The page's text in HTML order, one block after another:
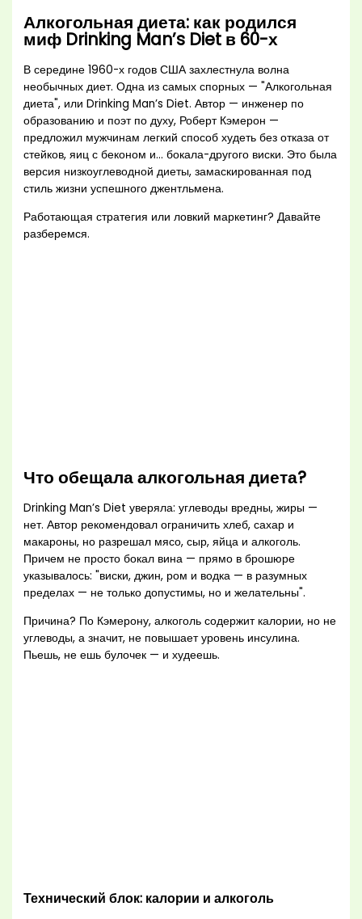
Алкогольная диета: как родился
миф Drinking Man’s Diet в 60-х
В середине 1960-х годов США захлестнула волна
необычных диет. Одна из самых спорных — "Алкогольная
диета", или Drinking Man’s Diet. Автор — инженер по
образованию и поэт по духу, Роберт Кэмерон —
предложил мужчинам легкий способ худеть без отказа от
стейков, яиц с беконом и... бокала-другого виски. Это была
версия низкоуглеводной диеты, замаскированная под
стиль жизни успешного джентльмена.
Работающая стратегия или ловкий маркетинг? Давайте
разберемся.
Что обещала алкогольная диета?
Drinking Man’s Diet уверяла: углеводы вредны, жиры —
нет. Автор рекомендовал ограничить хлеб, сахар и
макароны, но разрешал мясо, сыр, яйца и алкоголь.
Причем не просто бокал вина — прямо в брошюре
указывалось: "виски, джин, ром и водка — в разумных
пределах — не только допустимы, но и желательны".
Причина? По Кэмерону, алкоголь содержит калории, но не
углеводы, а значит, не повышает уровень инсулина.
Пьешь, не ешь булочек — и худеешь.
Технический блок: калории и алкоголь